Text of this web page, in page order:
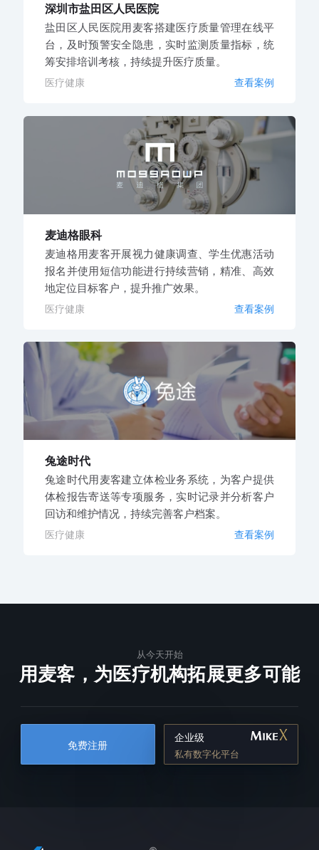
深圳市盐田区人民医院
盐田区人民医院用麦客搭建医疗质量管理在线平
台，及时预警安全隐患，实时监测质量指标，统
筹安排培训考核，持续提升医疗质量。
医疗健康 查看案例
麦迪格眼科
麦迪格用麦客开展视力健康调查、学生优惠活动
报名并使用短信功能进行持续营销，精准、高效
地定位目标客户，提升推广效果。
医疗健康 查看案例
兔途时代
兔途时代用麦客建立体检业务系统，为客户提供
体检报告寄送等专项服务，实时记录并分析客户
回访和维护情况，持续完善客户档案。
医疗健康 查看案例
从今天开始
用麦客，为医疗机构拓展更多可能
免费注册
企业级
私有数字化平台